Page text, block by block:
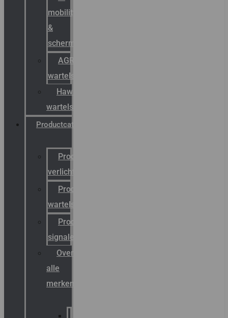
mobility
&
schermstromen
AGRO
wartels
Hawke
wartels
Productcatalogus
Productcatalogus
verlichting
Productcatalogus
wartels
Productcatalogus
signalering
Overzicht
alle
merken